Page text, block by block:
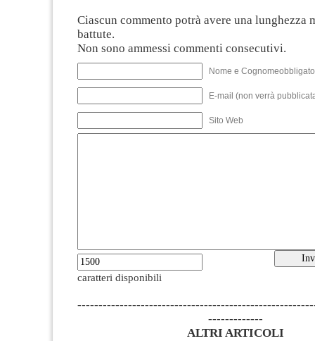
Ciascun commento potrà avere una lunghezza
battute.
Non sono ammessi commenti consecutivi.
Nome e
E-mail (non verrà
Sito Web
caratteri disponibili
-------------
ALTRI ARTICOLI